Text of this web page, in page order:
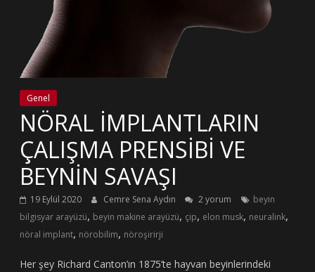
Genel
NÖRAL İMPLANTLARIN
ÇALIŞMA PRENSİBİ VE
BEYNİN SAVAŞI
19 Eylül 2020 Cemre Sena Aydın 2 yorum
beyin
bilgisyar arayüzü, beyin makine arayüzü, çip, elon musk, neuralink,
nöral implant, nörobilim, nöroşirirji
Her şey Richard Canton’ın 1875’te hayvan beyinlerindeki